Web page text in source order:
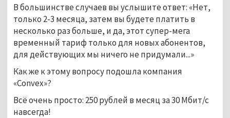
В большинстве случаев вы услышите ответ: «Нет,
только 2-3 месяца, затем вы будете платить в
несколько раз больше, и да, этот супер-мега
временный тариф только для новых абонентов,
для действующих мы ничего не придумали...»
Как же к этому вопросу подошла компания
«Convex»?
Всё очень просто: 250 рублей в месяц за 30 Мбит/с
навсегда!